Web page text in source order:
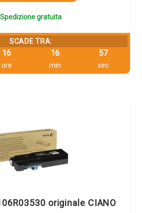
Spedizione gratuita
SCADE TRA:
16
ore
16
min
56
sec
originale CIANO